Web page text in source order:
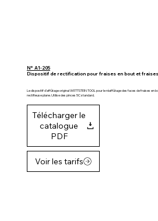
N° A1-205
Dispositif de rectification pour fraises en bout et
Le dispositif d'affûtage original WETTSTEIN TOOL pour le réaffûtage des faces de fraises en
rectifieuse plane. Utilise des pinces 5C standard.
Télécharger le
catalogue
PDF
Voir les tarifs